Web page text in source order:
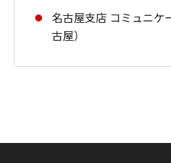
名古屋支店 コミュニケ
古屋）